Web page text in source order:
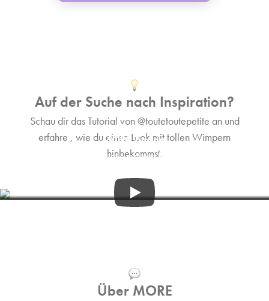
Auf der Suche nach Inspiration?
Schau dir das Tutorial von @toutetoutepetite an und
erfahre , wie du einen Look mit tollen Wimpern
hinbekommst.
MORE Tutorial
Fox eye makeup look
Über MORE